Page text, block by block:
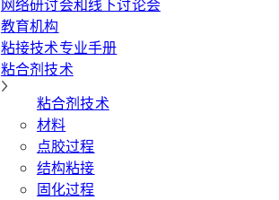
网络研讨会和线下讨论会
教育机构
粘接技术专业手册
粘合剂技术
粘合剂技术
材料
点胶过程
结构粘接
固化过程